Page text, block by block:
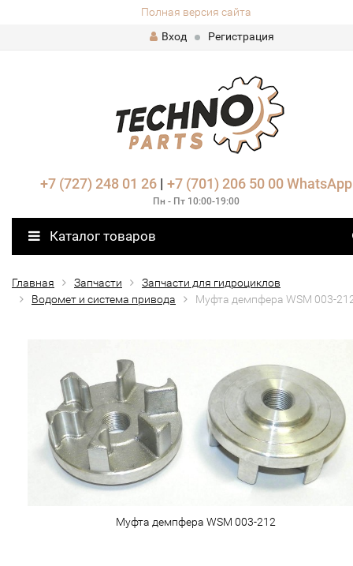
Полная версия сайта
Вход
Регистрация
+7 (727) 248 01 26| +7 (701) 206 50 00 WhatsApp
Пн - Пт 10:00-19:00
Каталог товаров
Главная Запчасти
Запчасти для гидроциклов
Водомет и система привода
Муфта демпфера WSM 003-
Муфта демпфера WSM 003-212